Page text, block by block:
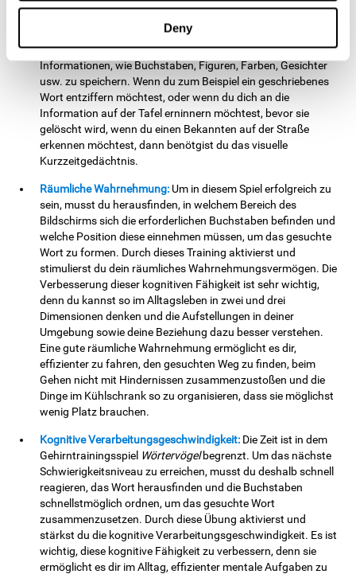
Deny
Die Verbesserung dieser kognitiven Fähigkeiten ist im Alltag
grundlegend, denn sie ermöglicht es dir, wichtige
Informationen, wie Buchstaben, Figuren, Farben, Gesichter
usw. zu speichern. Wenn du zum Beispiel ein geschriebenes
Wort entziffern möchtest, oder wenn du dich an die
Information auf der Tafel erninnern möchtest, bevor sie
gelöscht wird, wenn du einen Bekannten auf der Straße
erkennen möchtest, dann benötgist du das visuelle
Kurzzeitgedächtnis.
Räumliche Wahrnehmung: Um in diesem Spiel erfolgreich zu
sein, musst du herausfinden, in welchem Bereich des
Bildschirms sich die erforderlichen Buchstaben befinden und
welche Position diese einnehmen müssen, um das gesuchte
Wort zu formen. Durch dieses Training aktivierst und
stimulierst du dein räumliches Wahrnehmungsvermögen. Die
Verbesserung dieser kognitiven Fähigkeit ist sehr wichtig,
denn du kannst so im Alltagsleben in zwei und drei
Dimensionen denken und die Aufstellungen in deiner
Umgebung sowie deine Beziehung dazu besser verstehen.
Eine gute räumliche Wahrnehmung ermöglicht es dir,
effizienter zu fahren, den gesuchten Weg zu finden, beim
Gehen nicht mit Hindernissen zusammenzustoßen und die
Dinge im Kühlschrank so zu organisieren, dass sie möglichst
wenig Platz brauchen.
Kognitive Verarbeitungsgeschwindigkeit: Die Zeit ist in dem
Gehirntrainingsspiel Wörtervögelbegrenzt. Um das nächste
Schwierigkeitsniveau zu erreichen, musst du deshalb schnell
reagieren, das Wort herausfinden und die Buchstaben
schnellstmöglich ordnen, um das gesuchte Wort
zusammenzusetzen. Durch diese Übung aktivierst und
stärkst du die kognitive Verarbeitungsgeschwindigkeit. Es ist
wichtig, diese kognitive Fähigkeit zu verbessern, denn sie
ermöglicht es dir im Alltag, effizienter mentale Aufgaben zu